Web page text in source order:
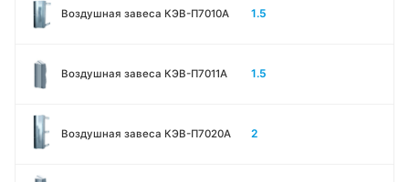
Воздушная завеса КЭВ-П7010A 1.5
Воздушная завеса КЭВ-П7011A 1.5
Воздушная завеса КЭВ-П7020A 2